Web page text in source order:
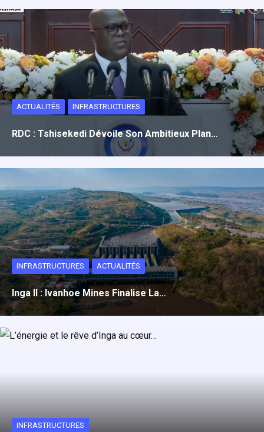
ACTUALITÉS INFRASTRUCTURES
RDC : Tshisekedi Dévoile Son Ambitieux Plan…
INFRASTRUCTURES ACTUALITÉS
Inga II : Ivanhoe Mines Finalise La…
INFRASTRUCTURES